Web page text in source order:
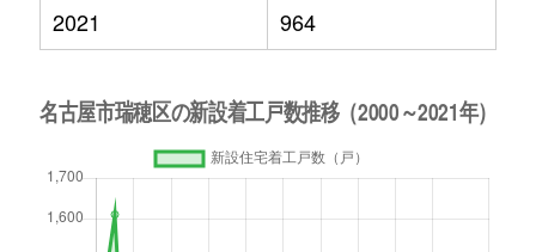
2021
964